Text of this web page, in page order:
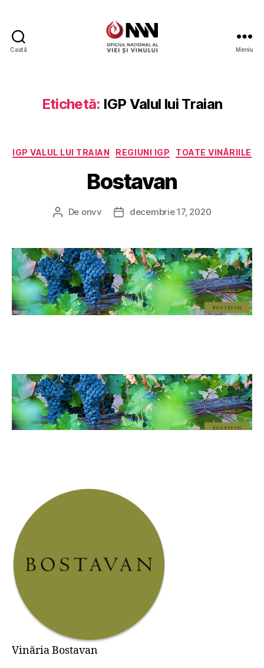
Caută Meniu
Etichetă: IGP Valul lui Traian
Categorii
IGP VALUL LUI TRAIAN REGIUNI IGP TOATE VINĂRIILE
Bostavan
Autor
De onvv
Datădecembrie 17, 2020
Vinăria Bostavan